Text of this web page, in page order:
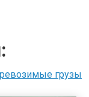
грузы